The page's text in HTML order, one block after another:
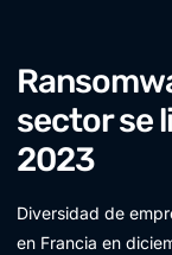
sector se
2023
Diversidad de
en Francia en